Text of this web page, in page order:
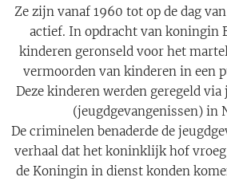
Ze zijn vanaf 1960 tot op de dag
actief. In opdracht van koningin
kinderen geronseld voor het
vermoorden van kinderen in een
Deze kinderen werden geregeld
(jeugdgevangenissen) in
De criminelen benaderde de
verhaal dat het koninklijk hof
de Koningin in dienst konden